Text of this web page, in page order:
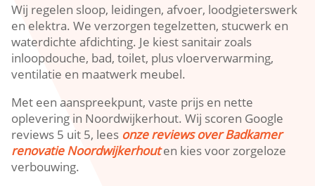
Wij regelen sloop, leidingen, afvoer, loodgieterswerk
en elektra.​ We verzorgen tegelzetten, stucwerk en
waterdichte afdichting.​ Je kiest sanitair zoals
inloopdouche, bad, toilet, plus vloerverwarming,
ventilatie en maatwerk meubel.​
Met een aanspreekpunt, vaste prijs en nette
oplevering in Noordwijkerhout.​ Wij scoren Google
reviews 5 uit 5, lees onze reviews over Badkamer
renovatie Noordwijkerhouten kies voor zorgeloze
verbouwing.​